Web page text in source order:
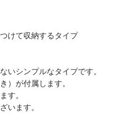
けて収納するタイプ
いシンプルなタイプです。
）が付属します。
す。
います。